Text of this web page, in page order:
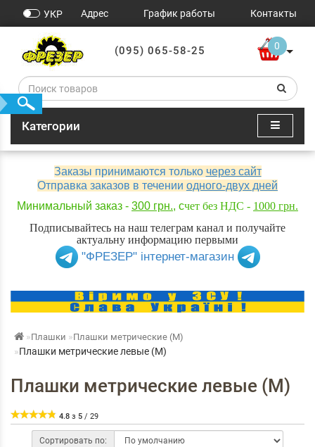
УКР Адрес График работы Контакты
Категории
(095) 065-58-25 0
Заказы принимаются только через сайт
Отправка заказов в течении одного-двух дней
Минимальный заказ - 300 грн., счет без НДС - 1000 грн.
Подписывайтесь на наш телеграм канал и получайте
актуальну информацию первыми
"ФРЕЗЕР" інтернет-магазин
Плашки Плашки метрические (М)
Плашки метрические левые (М)
Плашки метрические левые (М)
4.8 з 5 / 29
Сортировать по: